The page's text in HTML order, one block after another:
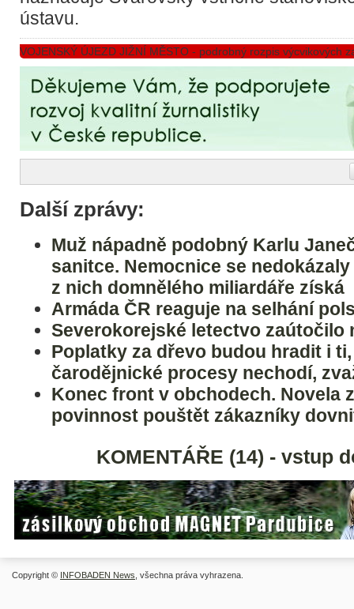
ústavu.
VOJENSKÝ ÚJEZD JIŽNÍ MĚSTO - podrobný rozpis
Další zprávy:
Muž nápadně podobný Karlu
sanitce. Nemocnice se
z nich domnělého miliardáře získá
Armáda ČR reaguje na selhání
Severokorejské letectvo zaútočilo
Poplatky za dřevo budou hradit i
čarodějnické procesy nechodí,
Konec front v obchodech. Novela
povinnost pouštět zákazníky
KOMENTÁŘE (14) - vstup
Copyright © INFOBADEN News , všechna práva vyhrazena.